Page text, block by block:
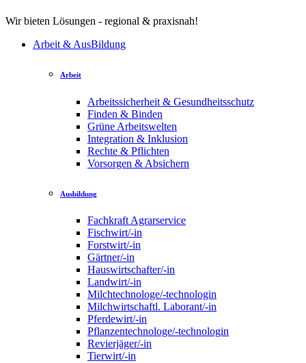
Wir bieten Lösungen - regional & praxisnah!
Arbeit & AusBildung
Arbeit
Arbeitssicherheit & Gesundheitsschutz
Finden & Binden
Grüne Arbeitswelten
Integration & Inklusion
Rechte & Pflichten
Vorsorgen & Absichern
Ausbildung
Fachkraft Agrarservice
Fischwirt/-in
Forstwirt/-in
Gärtner/-in
Hauswirtschafter/-in
Landwirt/-in
Milchtechnologe/-technologin
Milchwirtschaftl. Laborant/-in
Pferdewirt/-in
Pflanzentechnologe/-technologin
Revierjäger/-in
Tierwirt/-in